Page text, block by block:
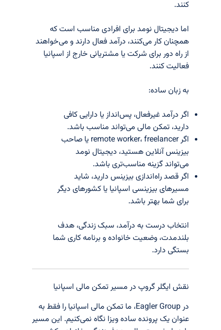
اما دیجیتال نومد برای افرادی مناسب است که
همچنان کار می‌کنند، درآمد فعال دارند و می‌خواهند
از راه دور برای شرکت یا مشتریانی خارج از اسپانیا
فعالیت کنند.
به زبان ساده:
اگر درآمد غیرفعال، پس‌انداز یا دارایی کافی
دارید، تمکن مالی می‌تواند مناسب باشد.
اگر remote worker، freelancer یا صاحب
بیزینس آنلاین هستید، دیجیتال نومد
می‌تواند گزینه مناسب‌تری باشد.
اگر قصد راه‌اندازی بیزینس دارید، شاید
مسیرهای بیزینسی اسپانیا یا کشورهای دیگر
برای شما بهتر باشد.
انتخاب درست به درآمد، سبک زندگی، هدف
بلندمدت، وضعیت خانواده و برنامه کاری شما
بستگی دارد.
نقش ایگلر گروپ در مسیر تمکن مالی اسپانیا
در Eagler Group، ما تمکن مالی اسپانیا را فقط به
عنوان یک پرونده ساده ویزا نگاه نمی‌کنیم. این مسیر